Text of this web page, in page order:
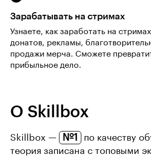
Зарабатывать на стримах
Узнаете, как заработать на
донатов, рекламы,
продажи мерча. Сможете
прибыльное дело.
О Skillbox
Skillbox — №1
по качеству
теория записана с топовыми